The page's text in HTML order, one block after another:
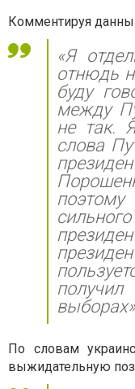
Комментируя
«Я
отнюдь
буду
между
не так.
слова
поэтому
По словам
выжидательную